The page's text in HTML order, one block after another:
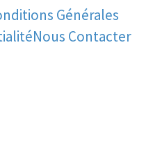
Générales
Nous Contacter